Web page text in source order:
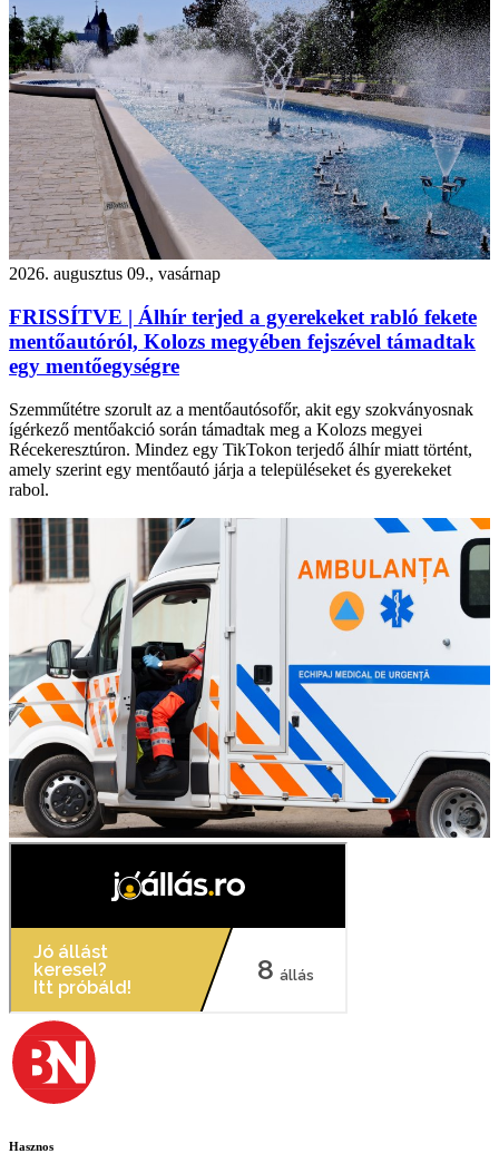
2026. augusztus 09., vasárnap
FRISSÍTVE | Álhír terjed a gyerekeket rabló fekete
mentőautóról, Kolozs megyében fejszével támadtak
egy mentőegységre
Szemműtétre szorult az a mentőautósofőr, akit egy szokványosnak
ígérkező mentőakció során támadtak meg a Kolozs megyei
Récekeresztúron. Mindez egy TikTokon terjedő álhír miatt történt,
amely szerint egy mentőautó járja a településeket és gyerekeket
rabol.
Hasznos